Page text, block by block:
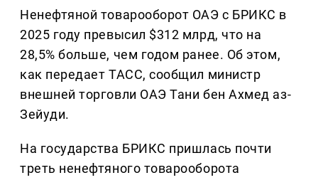
Ненефтяной товарооборот ОАЭ с БРИКС в
2025 году превысил $312 млрд, что на
28,5% больше, чем годом ранее. Об этом,
как передает ТАСС, сообщил министр
внешней торговли ОАЭ Тани бен Ахмед аз-
Зейуди.
На государства БРИКС пришлась почти
треть ненефтяного товарооборота